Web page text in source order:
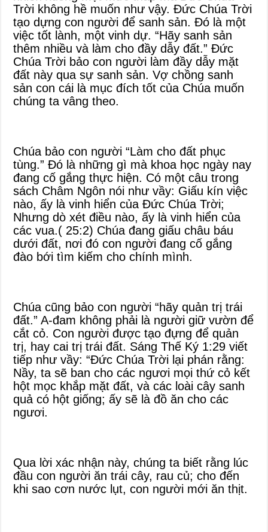
Trời không hề muốn như vậy. Đức Chúa Trời
tạo dựng con người để sanh sản. Đó là một
việc tốt lành, một vinh dự. “Hãy sanh sản
thêm nhiều và làm cho đầy dẫy đất.” Đức
Chúa Trời bảo con người làm đầy dẫy mặt
đất này qua sự sanh sản. Vợ chồng sanh
sản con cái là mục đích tốt của Chúa muốn
chúng ta vâng theo.
Chúa bảo con người “Làm cho đất phục
tùng.” Đó là những gì mà khoa học ngày nay
đang cố gắng thực hiện. Có một câu trong
sách Châm Ngôn nói như vầy: Giấu kín việc
nào, ấy là vinh hiển của Đức Chúa Trời;
Nhưng dò xét điều nào, ấy là vinh hiển của
các vua.( 25:2) Chúa đang giấu châu báu
dưới đất, nơi đó con người đang cố gắng
đào bới tìm kiếm cho chính mình.
Chúa cũng bảo con người “hãy quản trị trái
đất.” A-đam không phải là người giữ vườn để
cắt cỏ. Con người được tạo đựng để quản
trị, hay cai trị trái đất. Sáng Thế Ký 1:29 viết
tiếp như vầy: “Đức Chúa Trời lại phán rằng:
Nầy, ta sẽ ban cho các ngươi mọi thứ cỏ kết
hột mọc khắp mặt đất, và các loài cây sanh
quả có hột giống; ấy sẽ là đồ ăn cho các
ngươi.
Qua lời xác nhận này, chúng ta biết rằng lúc
đầu con người ăn trái cây, rau củ; cho đến
khi sao cơn nước lụt, con người mới ăn thịt.